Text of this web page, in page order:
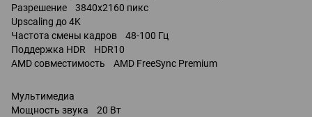
Разрешение 3840x2160 пикс
Upscaling до 4K
Частота смены кадров 48-100 Гц
Поддержка HDR HDR10
AMD совместимость AMD FreeSync Premium
Мультимедиа
Мощность звука 20 Вт